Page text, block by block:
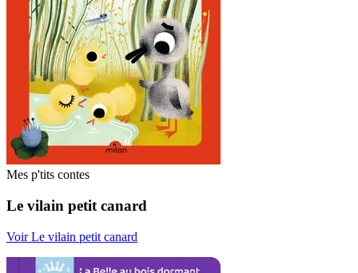
Mes p'tits contes
Le vilain petit canard
Voir Le vilain petit canard